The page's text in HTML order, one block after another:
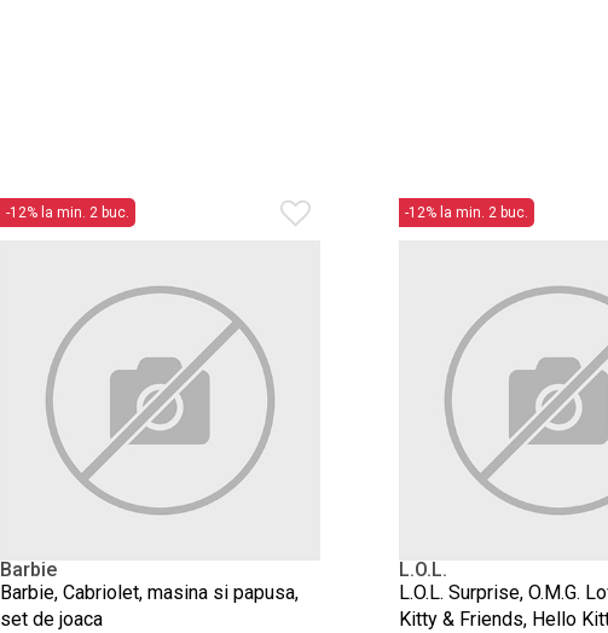
-12% la min. 2 buc.
Barbie
Barbie, Cabriolet, masina si papusa,
set de joaca
-12% la min. 2 buc.
L.O.L.
L.O.L. Surprise, O.M.G.
Kitty & Friends, Hello